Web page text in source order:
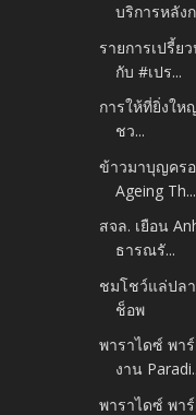
บริการหลัง
รายการเปรี้
กับ #เปร...
การให้ที่ยิ่งใ
ชว...
ข้าวมาบุญคร
Ageing Th...
สจล. เยือน
ธารณรั...
ชมโชว์แล่ปล
ช็อพ
พาราไดซ์ พา
งาน
พาราไดซ์ พา